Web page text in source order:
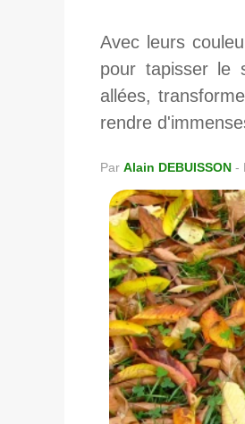
Avec leurs
pour tapisser le
allées,
rendre
Par Alain DEBUISSON -